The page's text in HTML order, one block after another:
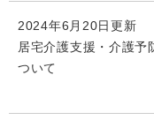
2024年6月20日更新
居宅介護支援・介護予
ついて